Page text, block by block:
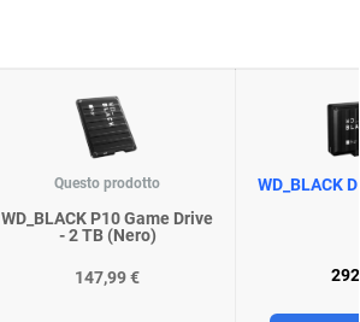
Questo prodotto
WD_BLACK P10 Game Drive
- 2 TB (Nero)
147,99 €
WD_BLACK